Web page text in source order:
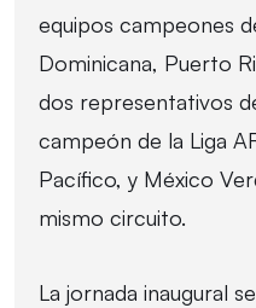
equipos campeones
Dominicana, Puerto
dos representativos
campeón de la Liga
Pacífico, y México
mismo circuito.
La jornada inaugural